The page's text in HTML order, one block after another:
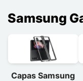
Samsung
Capas Samsung